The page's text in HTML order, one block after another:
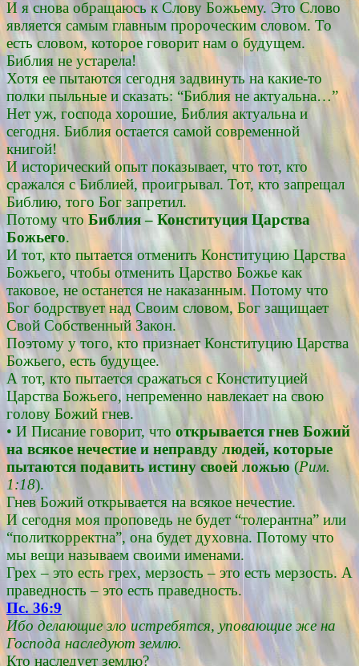
И я снова обращаюсь к Слову Божьему. Это Слово
является самым главным пророческим словом. То
есть словом, которое говорит нам о будущем.
Библия не устарела!
Хотя ее пытаются сегодня задвинуть на какие-то
полки пыльные и сказать: “Библия не актуальна…”
Нет уж, господа хорошие, Библия актуальна и
сегодня. Библия остается самой современной
книгой!
И исторический опыт показывает, что тот, кто
сражался с Библией, проигрывал. Тот, кто запрещал
Библию, того Бог запретил.
Потому что Библия – Конституция Царства
Божьего.
И тот, кто пытается отменить Конституцию Царства
Божьего, чтобы отменить Царство Божье как
таковое, не останется не наказанным. Потому что
Бог бодрствует над Своим словом, Бог защищает
Свой Собственный Закон.
Поэтому у того, кто признает Конституцию Царства
Божьего, есть будущее.
А тот, кто пытается сражаться с Конституцией
Царства Божьего, непременно навлекает на свою
голову Божий гнев.
• И Писание говорит, что открывается гнев Божий
на всякое нечестие и неправду людей, которые
пытаются подавить истину своей ложью (Рим.
1:18).
Гнев Божий открывается на всякое нечестие.
И сегодня моя проповедь не будет “толерантна” или
“политкорректна”, она будет духовна. Потому что
мы вещи называем своими именами.
Грех – это есть грех, мерзость – это есть мерзость. А
праведность – это есть праведность.
Пс. 36:9
Ибо делающие зло истребятся, уповающие же на
Господа наследуют землю.
Кто наследует землю?